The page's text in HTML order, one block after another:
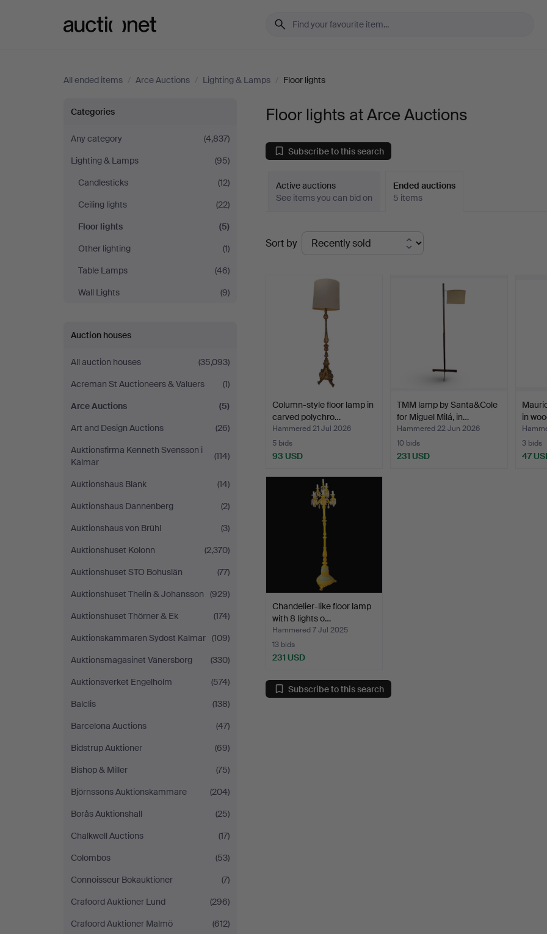
All ended items / Arce Auctions / Lighting & Lamps / Floor lights
Floor
lights
at
Arce
Auctions
Categories
Any category
(4,837)
Lighting & Lamps
(95)
Candlesticks
(12)
Ceiling lights
(22)
Floor lights
(5)
Other lighting
(1)
Table Lamps
(46)
Wall Lights
(9)
Auction houses
All auction houses
(35,093)
Acreman St Auctioneers & Valuers
(1)
Arce Auctions
(5)
Art and Design Auctions
(26)
Auktionsfirma Kenneth Svensson i
Kalmar
(114)
Auktionshaus Blank
(14)
Auktionshaus Dannenberg
(2)
Auktionshaus von Brühl
(3)
Auktionshuset Kolonn
(2,370)
Auktionshuset STO Bohuslän
(77)
Auktionshuset Thelin & Johansson
(929)
Auktionshuset Thörner & Ek
(174)
Auktionskammaren Sydost Kalmar (109)
Auktionsmagasinet Vänersborg
(330)
Auktionsverket Engelholm
(574)
Balclis
(138)
Barcelona Auctions
(47)
Bidstrup Auktioner
(69)
Bishop & Miller
(75)
Björnssons Auktionskammare
(204)
Borås Auktionshall
(25)
Chalkwell Auctions
(17)
Colombos
(53)
Connoisseur Bokauktioner
(7)
Crafoord Auktioner Lund
(296)
Crafoord Auktioner Malmö
(612)
Floor lights at Arce Auctions
Subscribe to this search
Active auctions
See items you can bid on
Ended auctions
5 items
Ended
auctions
Sort by
Column-style floor lamp in
carved polychro…
Hammered 21 Jul 2026
5 bids
93 USD
TMM lamp by Santa&Cole
for Miguel Milá, in…
Hammered 22 Jun 2026
10 bids
231 USD
in
3 bids
47
Chandelier-like floor lamp
with 8 lights o…
Hammered 7 Jul 2025
13 bids
231 USD
Subscribe to this search